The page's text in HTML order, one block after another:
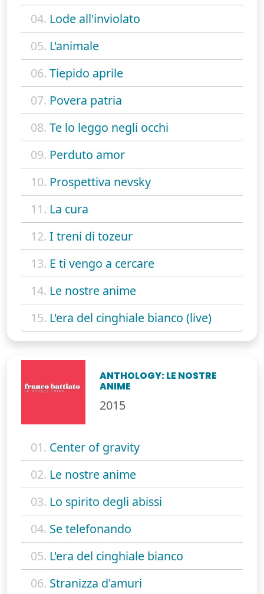
04. Lode all'inviolato
05. L'animale
06. Tiepido aprile
07. Povera patria
08. Te lo leggo negli occhi
09. Perduto amor
10. Prospettiva nevsky
11. La cura
12. I treni di tozeur
13. E ti vengo a cercare
14. Le nostre anime
15. L'era del cinghiale bianco (live)
ANTHOLOGY: LE NOSTRE
ANIME
2015
01. Center of gravity
02. Le nostre anime
03. Lo spirito degli abissi
04. Se telefonando
05. L'era del cinghiale bianco
06. Stranizza d'amuri